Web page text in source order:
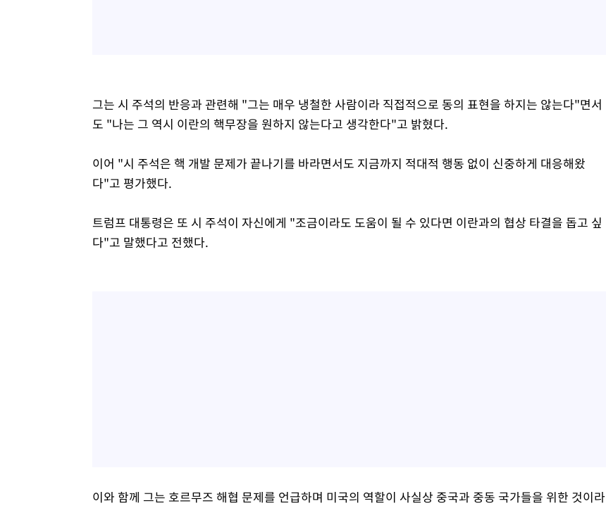
그는 시 주석의 반응과 관련해 "그는 매우 냉철한 사람이라 직접적으로 동의 표현을 하지는 않는다"면서
도 "나는 그 역시 이란의 핵무장을 원하지 않는다고 생각한다"고 밝혔다.
이어 "시 주석은 핵 개발 문제가 끝나기를 바라면서도 지금까지 적대적 행동 없이 신중하게 대응해왔
다"고 평가했다.
트럼프 대통령은 또 시 주석이 자신에게 "조금이라도 도움이 될 수 있다면 이란과의 협상 타결을 돕고 싶
다"고 말했다고 전했다.
이와 함께 그는 호르무즈 해협 문제를 언급하며 미국의 역할이 사실상 중국과 중동 국가들을 위한 것이라